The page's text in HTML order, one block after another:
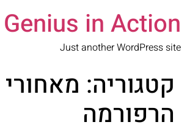
Genius in Action
Just another WordPress site
קטגוריה: מאחורי
הרפורמה